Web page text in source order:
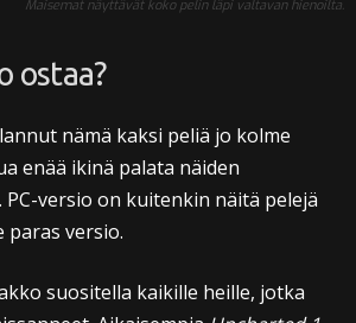
Maisemat näyttävät koko pelin läpi valtavan hienoilta.
ostaa?
nämä kaksi peliä jo kolme
enää ikinä palata näiden
versio on kuitenkin näitä pelejä
paras versio.
suositella kaikille heille, jotka